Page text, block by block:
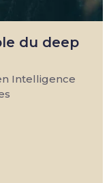
du deep
Intelligence